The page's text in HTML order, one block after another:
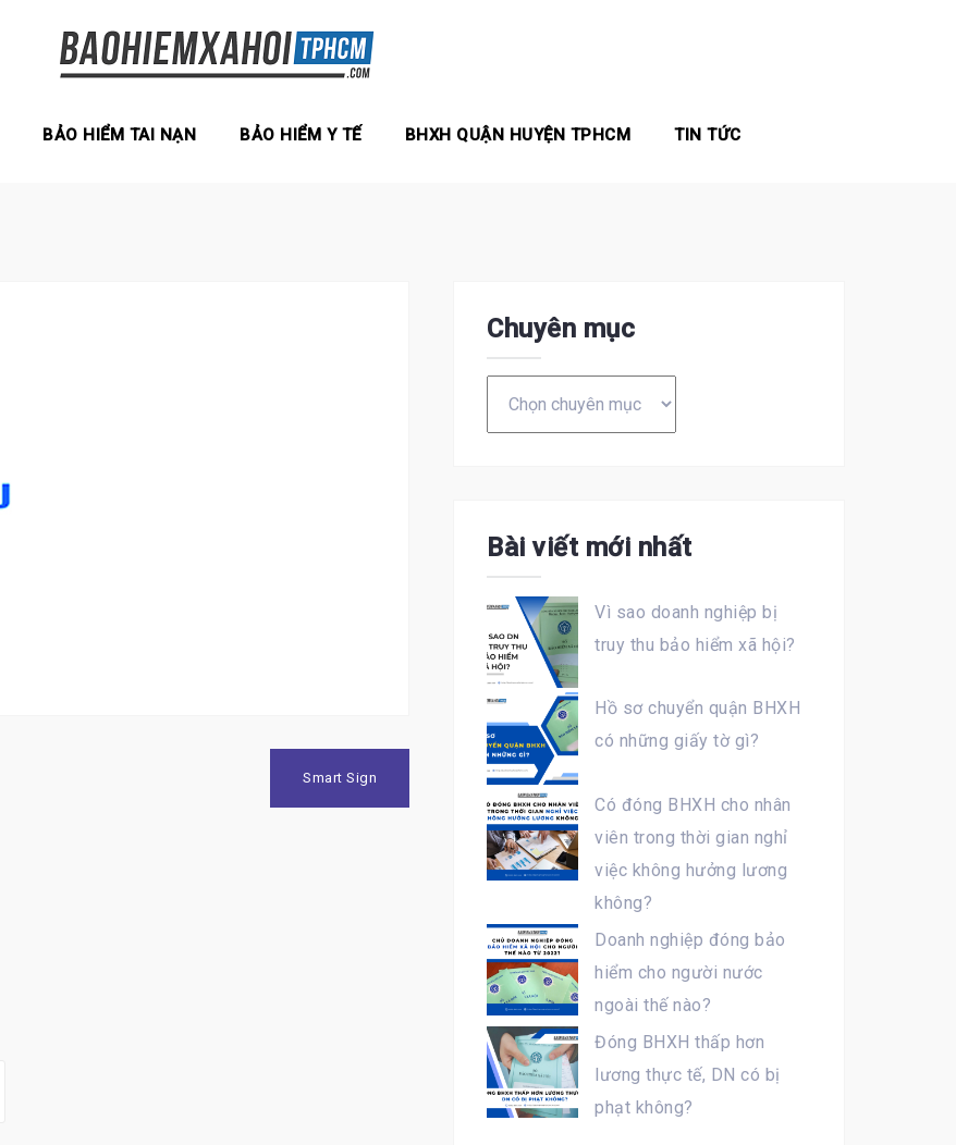
BẢO HIỂM TAI NẠN BẢO HIỂM Y TẾ BHXH QUẬN HUYỆN TPHCM TIN TỨC
Smart Sign
Chuyên mục
Bài viết mới nhất
Vì sao doanh nghiệp bị
truy thu bảo hiểm xã hội?
Hồ sơ chuyển quận BHXH
có những giấy tờ gì?
Có đóng BHXH cho nhân
viên trong thời gian nghỉ
việc không hưởng lương
không?
Doanh nghiệp đóng bảo
hiểm cho người nước
ngoài thế nào?
Đóng BHXH thấp hơn
lương thực tế, DN có bị
phạt không?